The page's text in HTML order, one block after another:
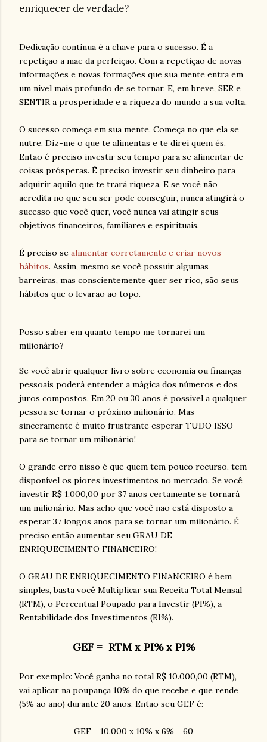
enriquecer de verdade?
Dedicação contínua é a chave para o sucesso. É a
repetição a mãe da perfeição. Com a repetição de novas
informações e novas formações que sua mente entra em
um nível mais profundo de se tornar. E, em breve, SER e
SENTIR a prosperidade e a riqueza do mundo a sua volta.
O sucesso começa em sua mente. Começa no que ela se
nutre. Diz-me o que te alimentas e te direi quem és.
Então é preciso investir seu tempo para se alimentar de
coisas prósperas. É preciso investir seu dinheiro para
adquirir aquilo que te trará riqueza. E se você não
acredita no que seu ser pode conseguir, nunca atingirá o
sucesso que você quer, você nunca vai atingir seus
objetivos financeiros, familiares e espirituais.
É preciso se alimentar corretamente e criar novos
hábitos. Assim, mesmo se você possuir algumas
barreiras, mas conscientemente quer ser rico, são seus
hábitos que o levarão ao topo.
Posso saber em quanto tempo me tornarei um
milionário?
Se você abrir qualquer livro sobre economia ou finanças
pessoais poderá entender a mágica dos números e dos
juros compostos. Em 20 ou 30 anos é possível a qualquer
pessoa se tornar o próximo milionário. Mas
sinceramente é muito frustrante esperar TUDO ISSO
para se tornar um milionário!
O grande erro nisso é que quem tem pouco recurso, tem
disponível os piores investimentos no mercado. Se você
investir R$ 1.000,00 por 37 anos certamente se tornará
um milionário. Mas acho que você não está disposto a
esperar 37 longos anos para se tornar um milionário. É
preciso então aumentar seu GRAU DE
ENRIQUECIMENTO FINANCEIRO!
O GRAU DE ENRIQUECIMENTO FINANCEIRO é bem
simples, basta você Multiplicar sua Receita Total Mensal
(RTM), o Percentual Poupado para Investir (PI%), a
Rentabilidade dos Investimentos (RI%).
GEF = RTM x PI% x PI%
Por exemplo: Você ganha no total R$ 10.000,00 (RTM),
vai aplicar na poupança 10% do que recebe e que rende
(5% ao ano) durante 20 anos. Então seu GEF é:
GEF = 10.000 x 10% x 6% = 60